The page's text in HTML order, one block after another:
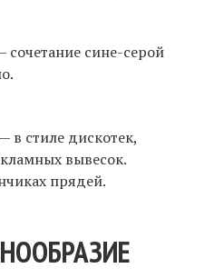
сочетание сине-серой
в стиле дискотек,
вывесок.
прядей.